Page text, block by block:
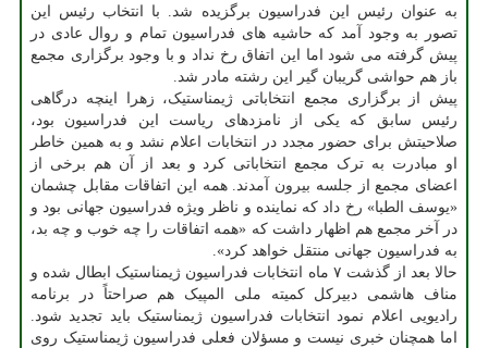
به عنوان رئیس این فدراسیون برگزیده شد. با انتخاب رئیس این
تصور به وجود آمد که حاشیه های فدراسیون تمام و روال عادی در
پیش گرفته می شود اما این اتفاق رخ نداد و با وجود برگزاری مجمع
باز هم حواشی گریبان گیر این رشته مادر شد.
پیش از برگزاری مجمع انتخاباتی ژیمناستیک، زهرا اینچه درگاهی
رئیس سابق که یکی از نامزدهای ریاست این فدراسیون بود،
صلاحیتش برای حضور مجدد در انتخابات اعلام نشد و به همین خاطر
او مبادرت به ترک مجمع انتخاباتی کرد و بعد از آن هم برخی از
اعضای مجمع از جلسه بیرون آمدند. همه این اتفاقات مقابل چشمان
«یوسف الطبا» رخ داد که نماینده و ناظر ویژه فدراسیون جهانی بود و
در آخر مجمع هم اظهار داشت که «همه اتفاقات را چه خوب و چه بد،
به فدراسیون جهانی منتقل خواهد کرد».
حالا بعد از گذشت ۷ ماه انتخابات فدراسیون ژیمناستیک ابطال شده و
مناف هاشمی دبیرکل کمیته ملی المپیک هم صراحتاً در برنامه
رادیویی اعلام نمود انتخابات فدراسیون ژیمناستیک باید تجدید شود.
اما همچنان خبری نیست و مسؤلان فعلی فدراسیون ژیمناستیک روی